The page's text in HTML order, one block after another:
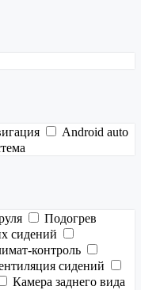
Android auto
Подогрев
сидений
контроль
сидений
Камера заднего вида